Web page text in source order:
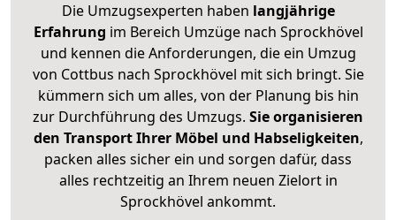
Die Umzugsexperten haben langjährige
Erfahrung im Bereich Umzüge nach Sprockhövel
und kennen die Anforderungen, die ein Umzug
von Cottbus nach Sprockhövel mit sich bringt. Sie
kümmern sich um alles, von der Planung bis hin
zur Durchführung des Umzugs. Sie organisieren
den Transport Ihrer Möbel und Habseligkeiten,
packen alles sicher ein und sorgen dafür, dass
alles rechtzeitig an Ihrem neuen Zielort in
Sprockhövel ankommt.